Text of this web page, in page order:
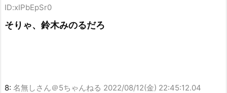
ID:xIPbEpSr0
そりゃ、鈴木みのるだろ
8: 名無しさん＠5ちゃんねる 2022/08/12(金) 22:45:12.04